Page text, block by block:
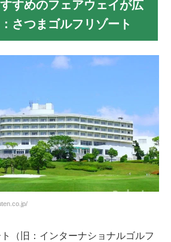
すめのフェアウェイが広
さつまゴルフリゾート
（旧：インターナショナルゴルフ